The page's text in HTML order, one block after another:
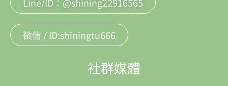
微信 / ID:shiningtu666
社群媒體